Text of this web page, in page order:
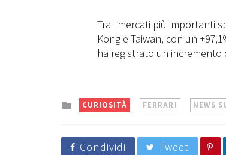
Tra i mercati più importanti
Kong e Taiwan, con un
ha registrato un incremento
Posted
CURIOSITÀ FERRARI NEWS
Condividi Tweet